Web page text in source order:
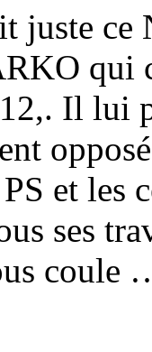
juste
qui
Il lui
et les
ses
coule